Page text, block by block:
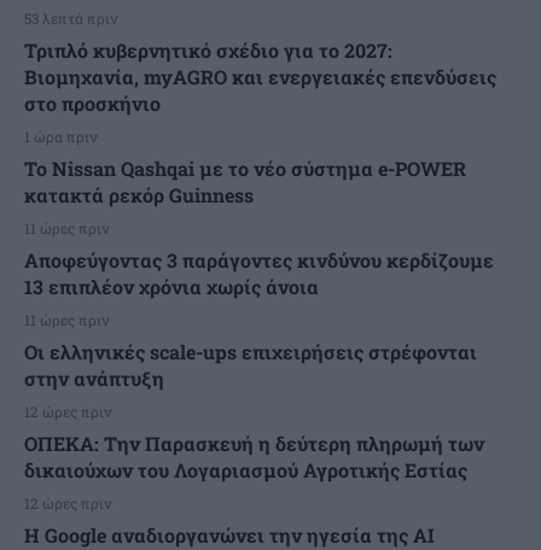
53 λεπτά πριν
Τριπλό κυβερνητικό σχέδιο για το 2027:
Βιομηχανία, myAGRO και ενεργειακές επενδύσεις
στο προσκήνιο
1 ώρα πριν
Το Nissan Qashqai με το νέο σύστημα e-POWER
κατακτά ρεκόρ Guinness
11 ώρες πριν
Αποφεύγοντας 3 παράγοντες κινδύνου κερδίζουμε
13 επιπλέον χρόνια χωρίς άνοια
11 ώρες πριν
Οι ελληνικές scale-ups επιχειρήσεις στρέφονται
στην ανάπτυξη
12 ώρες πριν
ΟΠΕΚΑ: Την Παρασκευή η δεύτερη πληρωμή των
δικαιούχων του Λογαριασμού Αγροτικής Εστίας
12 ώρες πριν
H Google αναδιοργανώνει την ηγεσία της AI